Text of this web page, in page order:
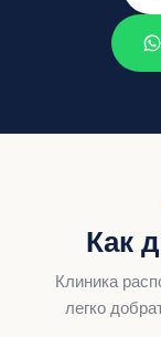
Как
Клиника
легко